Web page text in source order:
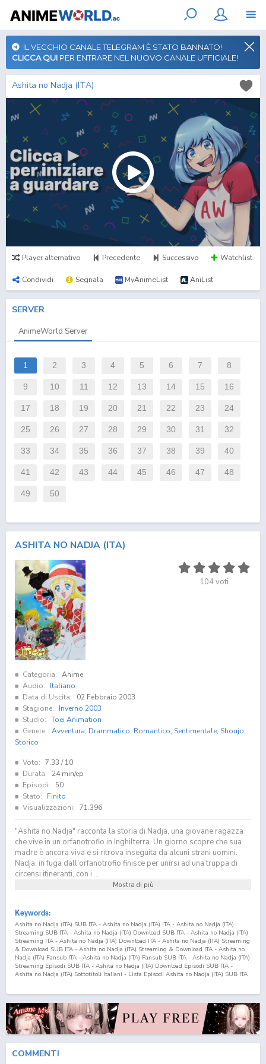
IL VECCHIO CANALE TELEGRAM È STATO BANNATO!
CLICCA QUI PER ENTRARE NEL NUOVO CANALE UFFICIALE!
Ashita no Nadja (ITA)
Player alternativo Precedente Successivo Watchlist
Condividi Segnala MyAnimeList AniList
SERVER
AnimeWorld Server
1 2 3 4 5 6 7 8
9 10 11 12 13 14 15 16
17 18 19 20 21 22 23 24
25 26 27 28 29 30 31 32
33 34 35 36 37 38 39 40
41 42 43 44 45 46 47 48
49 50
ASHITA NO NADJA (ITA)
104voti
Categoria: Anime
Audio:
Italiano
Data di Uscita:
02 Febbraio 2003
Stagione:
Inverno 2003
Studio: Toei Animation
Genere: Avventura, Drammatico, Romantico, Sentimentale, Shoujo,
Storico
Voto: 7.33 / 10
Durata:
24 min/ep
Episodi:
50
Stato:
Finito
Visualizzazioni: 71.396
"Ashita no Nadja" racconta la storia di Nadja, una giovane ragazza
che vive in un orfanotrofio in Inghilterra. Un giorno scopre che sua
madre è ancora viva e si ritrova inseguita da alcuni strani uomini.
Nadja, in fuga dall'orfanotrofio finisce per unirsi ad una truppa di
circensi itineranti, con i ...
Mostra di più
Keywords:
Ashita no Nadja (ITA) SUB ITA - Ashita no Nadja (ITA) ITA - Ashita no Nadja (ITA)
Streaming SUB ITA - Ashita no Nadja (ITA) Download SUB ITA - Ashita no Nadja (ITA)
Streaming ITA - Ashita no Nadja (ITA) Download ITA - Ashita no Nadja (ITA) Streaming
& Download SUB ITA - Ashita no Nadja (ITA) Streaming & Download ITA - Ashita no
Nadja (ITA) Fansub ITA - Ashita no Nadja (ITA) Fansub SUB ITA - Ashita no Nadja (ITA)
Streaming Episodi SUB ITA - Ashita no Nadja (ITA) Download Episodi SUB ITA -
Ashita no Nadja (ITA) Sottotitoli Italiani - Lista Episodi Ashita no Nadja (ITA) SUB ITA
Episodio1SUB ITA - Ashita no Nadja (ITA) Download Episodio
ITA Tomorrow's Nadja
(ITA) SUB ITA - Tomorrow's Nadja (ITA) ITA - Tomorrow's Nadja (ITA) Streaming SUB ITA
- Tomorrow's Nadja (ITA) Download SUB ITA - Tomorrow's Nadja (ITA) Streaming ITA -
Tomorrow's Nadja (ITA) Download ITA - Tomorrow's Nadja (ITA) Streaming & Download
Fansub ITA - Tomorrow's Nadja (ITA) Fansub SUB ITA - Tomorrow's Nadja (ITA)
Streaming Episodi SUB ITA - Tomorrow's Nadja (ITA) Download Episodi SUB ITA -
COMMENTI